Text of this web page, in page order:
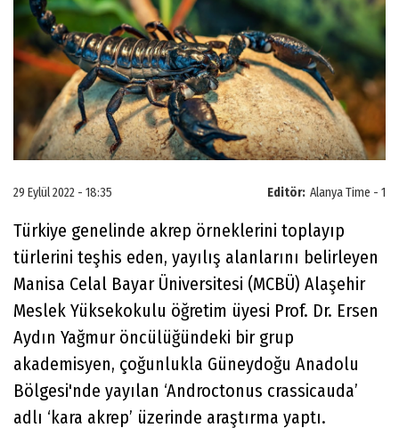
Editör: Alanya Time - 1
29 Eylül 2022 - 18:35
Türkiye genelinde akrep örneklerini toplayıp
türlerini teşhis eden, yayılış alanlarını belirleyen
Manisa Celal Bayar Üniversitesi (MCBÜ) Alaşehir
Meslek Yüksekokulu öğretim üyesi Prof. Dr. Ersen
Aydın Yağmur öncülüğündeki bir grup
akademisyen, çoğunlukla Güneydoğu Anadolu
Bölgesi'nde yayılan ‘Androctonus crassicauda’
adlı ‘kara akrep’ üzerinde araştırma yaptı.